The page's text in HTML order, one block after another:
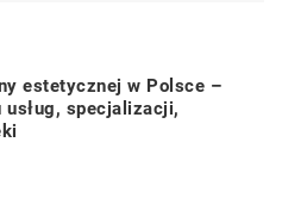
estetycznej w Polsce –
usług, specjalizacji,